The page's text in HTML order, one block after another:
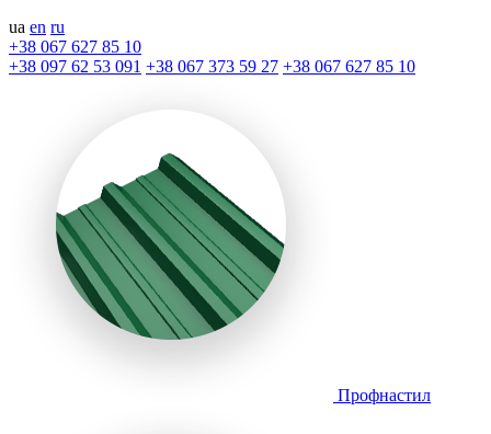
ua en ru
+38 067 627 85 10
+38 097 62 53 091 +38 067 373 59 27 +38 067 627 85 10
Профнастил